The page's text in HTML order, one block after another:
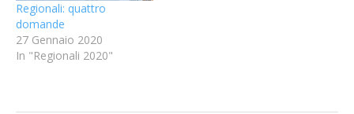
Regionali: quattro
domande
27 Gennaio 2020
In "Regionali 2020"